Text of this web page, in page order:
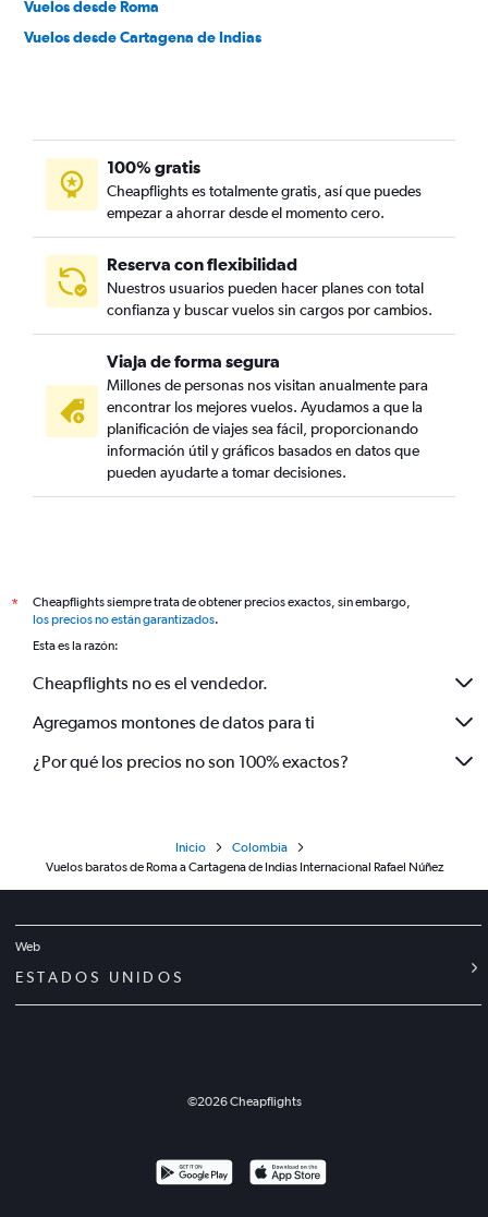
Vuelos desde Roma
Vuelos desde Cartagena de Indias
100% gratis
Cheapflights es totalmente gratis, así que puedes
empezar a ahorrar desde el momento cero.
Reserva con flexibilidad
Nuestros usuarios pueden hacer planes con total
confianza y buscar vuelos sin cargos por cambios.
Viaja de forma segura
Millones de personas nos visitan anualmente para
encontrar los mejores vuelos. Ayudamos a que la
planificación de viajes sea fácil, proporcionando
información útil y gráficos basados en datos que
pueden ayudarte a tomar decisiones.
*
Cheapflights siempre trata de obtener precios exactos, sin embargo,
los precios no están garantizados.
Esta es la razón:
Cheapflights no es el vendedor.
Agregamos montones de datos para ti
¿Por qué los precios no son 100% exactos?
Inicio
Colombia
Vuelos baratos de Roma a Cartagena de Indias Internacional Rafael Núñez
Web
ESTADOS UNIDOS
©2026Cheapflights